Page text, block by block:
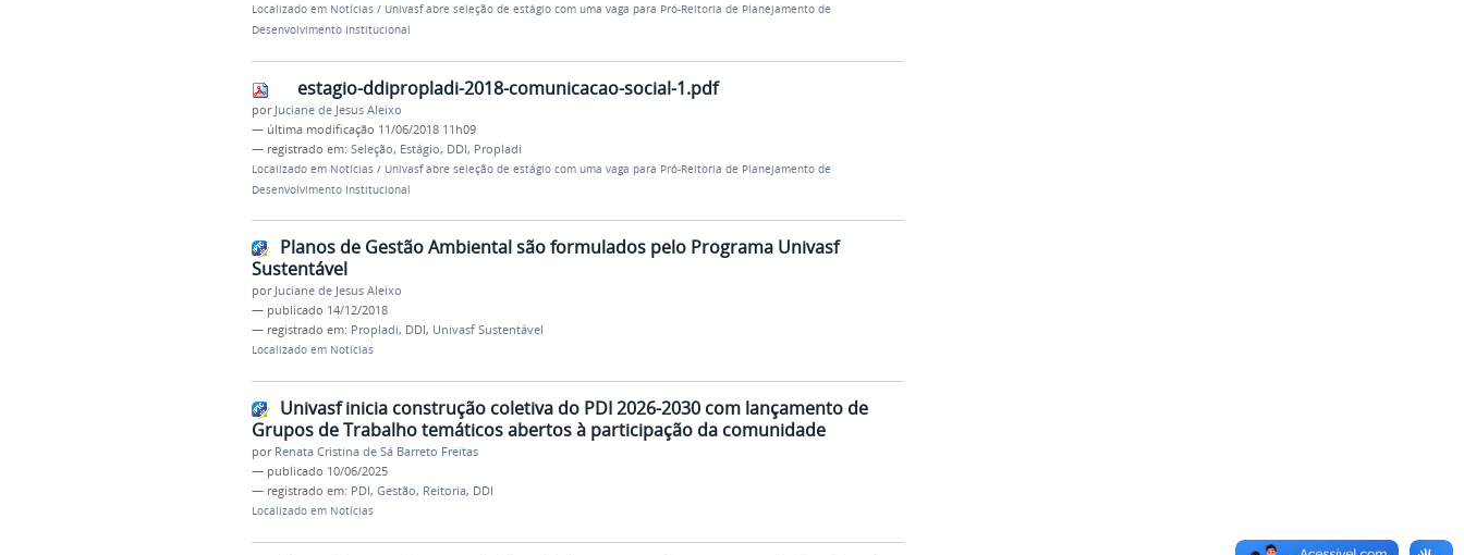
Localizado em Notícias / Univasf abre seleção de estágio com uma vaga para Pró-Reitoria de Planejamento de
Desenvolvimento Institucional
estagio-ddipropladi-2018-comunicacao-social-1.pdf
por Juciane de Jesus Aleixo
— última modificação 11/06/2018 11h09
— registrado em: Seleção, Estágio, DDI, Propladi
Localizado em Notícias / Univasf abre seleção de estágio com uma vaga para Pró-Reitoria de Planejamento de
Desenvolvimento Institucional
Planos de Gestão Ambiental são formulados pelo Programa Univasf
Sustentável
por Juciane de Jesus Aleixo
— publicado 14/12/2018
— registrado em: Propladi, DDI, Univasf Sustentável
Localizado em Notícias
Univasf inicia construção coletiva do PDI 2026-2030 com lançamento de
Grupos de Trabalho temáticos abertos à participação da comunidade
por Renata Cristina de Sá Barreto Freitas
— publicado 10/06/2025
— registrado em: PDI, Gestão, Reitoria, DDI
Localizado em Notícias